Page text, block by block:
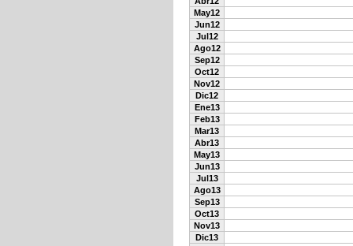
May12
Jun12
Jul12
Ago12
Sep12
Oct12
Nov12
Dic12
Ene13
Feb13
Mar13
Abr13
May13
Jun13
Jul13
Ago13
Sep13
Oct13
Nov13
Dic13